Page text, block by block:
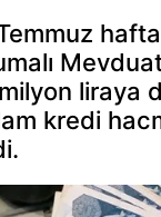
liraya
kredi